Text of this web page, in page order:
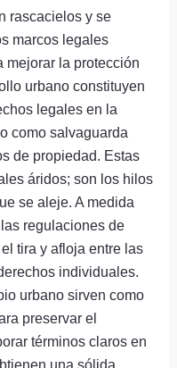
rascacielos y se
marcos legales
mejorar la protección
urbano constituyen
legales en la
como salvaguarda
de propiedad. Estas
áridos; son los hilos
se aleje. A medida
regulaciones de
tira y afloja entre las
individuales.
urbano sirven como
preservar el
términos claros en